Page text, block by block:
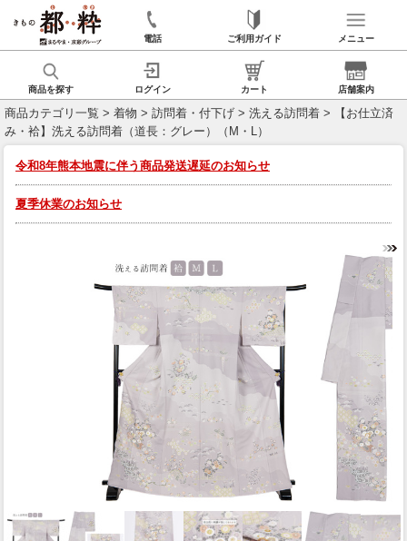
電話 ご利用ガイド メニュー
商品を探す ログイン カート 店舗案内
商品カテゴリ一覧 > 着物 > 訪問着・付下げ > 洗える訪問着 > 【お仕立済
み・袷】洗える訪問着（道長：グレー）（M・L）
令和8年熊本地震に伴う商品発送遅延のお知らせ
夏季休業のお知らせ